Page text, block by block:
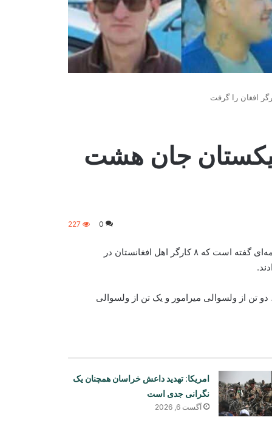
افغان را گرفت
جان هشت
0
227
ریاست آمادگی مبارزه با حوادث طبیعی ولایت دایکندی با نشر خبرنامه‌ای گفته است که ۸ کارگر اهل افغانستان در
دو تن از ولسوالی میرامور و یک تن از ولسوالی
امریکا: تهدید داعش خراسان همچنان یک
نگرانی جدی است
آگست 6, 2026
وزارت آب و انرژی از احتمال وقوع